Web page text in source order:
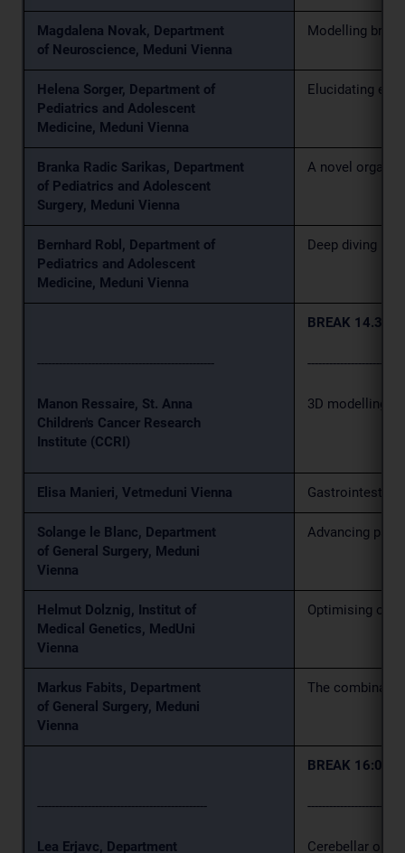
Magdalena Novak, Department
of Neuroscience, Meduni Vienna
Modelling
Helena Sorger, Department of
Pediatrics and Adolescent
Medicine, Meduni Vienna
Elucidating
Branka Radic Sarikas, Department
of Pediatrics and Adolescent
Surgery, Meduni Vienna
A novel
Bernhard Robl, Department of
Pediatrics and Adolescent
Medicine, Meduni Vienna
Deep diving
-------------------------------------------------
Manon Ressaire, St. Anna
Children's Cancer Research
Institute (CCRI)
BREAK 14.30 -
3D modelling
Elisa Manieri, Vetmeduni Vienna
Solange le Blanc, Department
of General Surgery, Meduni
Vienna
Advancing
Helmut Dolznig, Institut of
Medical Genetics, MedUni
Vienna
Optimising
Markus Fabits, Department
of General Surgery, Meduni
Vienna
The
-----------------------------------------------
Lea Erjavc, Department
BREAK 16:00
Cerebellar